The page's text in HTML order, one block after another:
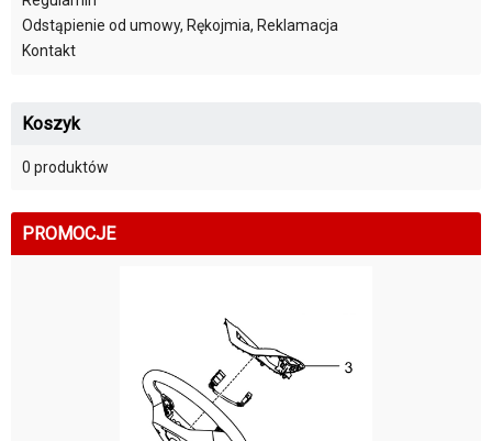
Odstąpienie od umowy, Rękojmia, Reklamacja
Kontakt
Koszyk
0 produktów
PROMOCJE